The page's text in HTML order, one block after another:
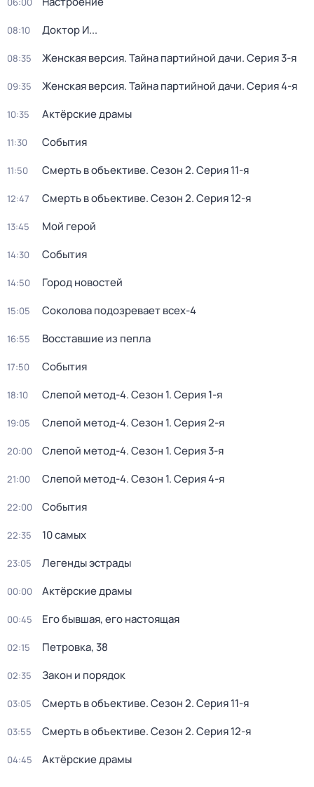
08:10 Доктор И...
08:35 Женская версия. Тайна партийной дачи. Серия 3-я
09:35 Женская версия. Тайна партийной дачи. Серия 4-я
10:35 Актёрские драмы
11:30 События
11:50 Смерть в объективе. Сезон 2. Серия 11-я
12:47 Смерть в объективе. Сезон 2. Серия 12-я
13:45 Мой герой
14:30 События
14:50 Город новостей
15:05 Соколова подозревает всех-4
16:55 Восставшие из пепла
17:50 События
18:10 Слепой метод-4. Сезон 1. Серия 1-я
19:05 Слепой метод-4. Сезон 1. Серия 2-я
20:00 Слепой метод-4. Сезон 1. Серия 3-я
21:00 Слепой метод-4. Сезон 1. Серия 4-я
22:00 События
22:35 10 самых
23:05 Легенды эстрады
00:00 Актёрские драмы
00:45 Его бывшая, его настоящая
02:15 Петровка, 38
02:35 Закон и порядок
03:05 Смерть в объективе. Сезон 2. Серия 11-я
03:55 Смерть в объективе. Сезон 2. Серия 12-я
04:45 Актёрские драмы